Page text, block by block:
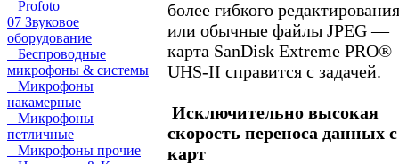
Profoto
07 Звуковое
оборудование
Беспроводные
микрофоны & системы
Микрофоны
накамерные
Микрофоны
петличные
Микрофоны прочие
более гибкого редактирования
или обычные файлы JPEG —
карта SanDisk Extreme PRO®
UHS-II справится с задачей.
Исключительно высокая
скорость переноса данных с
карт